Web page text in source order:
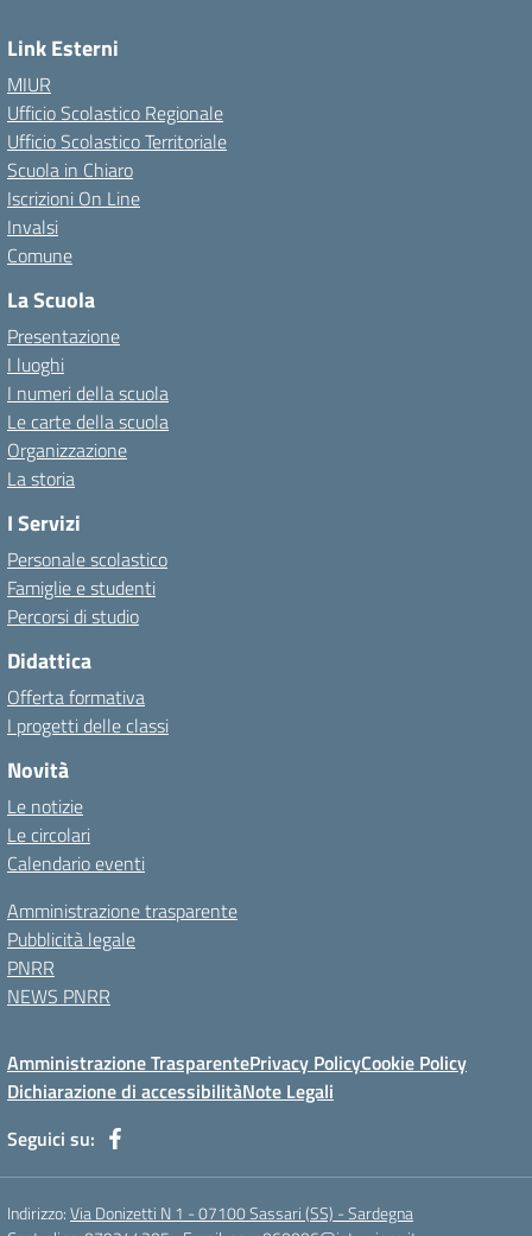
Link Esterni
MIUR
Ufficio Scolastico Regionale
Ufficio Scolastico Territoriale
Scuola in Chiaro
Iscrizioni On Line
Invalsi
Comune
La Scuola
Presentazione
I luoghi
I numeri della scuola
Le carte della scuola
Organizzazione
La storia
I Servizi
Personale scolastico
Famiglie e studenti
Percorsi di studio
Didattica
Offerta formativa
I progetti delle classi
Novità
Le notizie
Le circolari
Calendario eventi
Amministrazione trasparente
Pubblicità legale
PNRR
NEWS PNRR
Amministrazione TrasparentePrivacy PolicyCookie Policy
Dichiarazione di accessibilitàNote Legali
Seguici su:
Indirizzo:Via Donizetti N 1 - 07100 Sassari (SS) - Sardegna